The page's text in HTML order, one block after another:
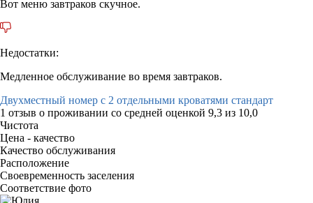
Вот меню завтраков скучное.
Недостатки:
Медленное обслуживание во время завтраков.
Двухместный номер с 2 отдельными кроватями стандарт
1 отзыв о проживании со средней оценкой 9,3 из 10,0
Чистота
Цена - качество
Качество обслуживания
Расположение
Своевременность заселения
Соответствие фото